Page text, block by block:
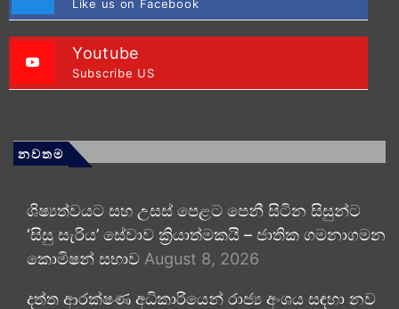
Like us on Facebook
Youtube
Subscribe US
නවතම
ශිෂ්‍යත්වයට සහ උසස් පෙළට පෙනී සිටින සිසුන්ට
‘සිසු සැරිය’ සේවාව ක්‍රියාත්මකයි – ජාතික ගමනාගමන
කොමිෂන් සභාව August 8, 2026
දත්ත ආරක්ෂණ අධිකාරියෙන් රාජ්‍ය අංශය සඳහා නව